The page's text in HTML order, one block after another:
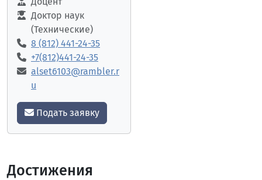
Доктор наук
(Технические)
8 (812) 441-24-35
+7(812)441-24-35
alset6103@rambler.r
u
Подать заявку
Достижения